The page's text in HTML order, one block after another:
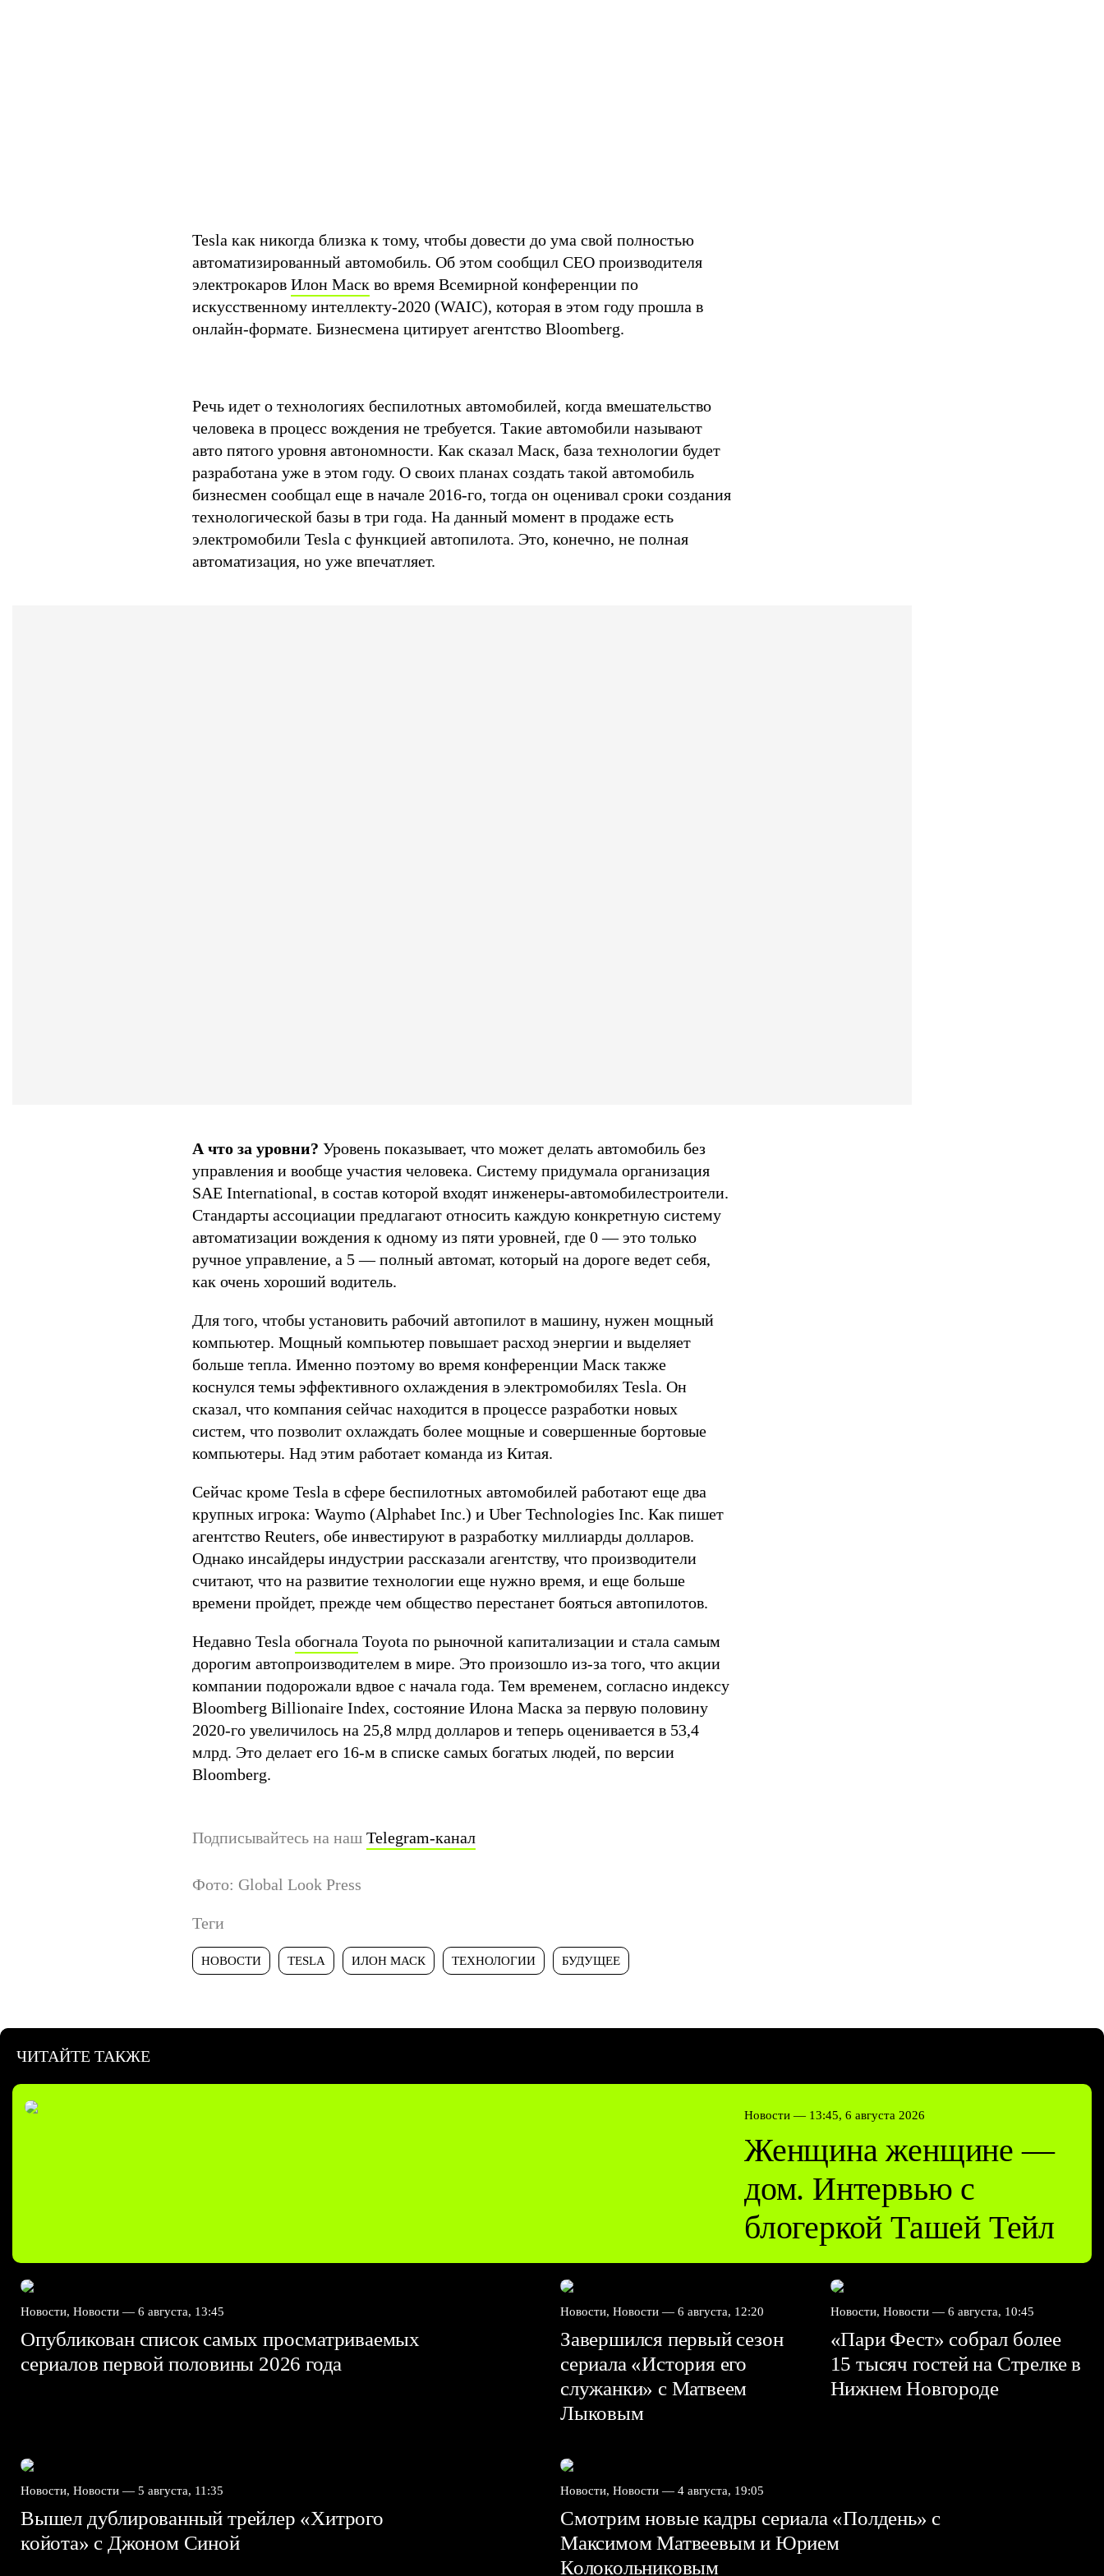
Tesla как никогда близка к тому, чтобы довести до ума свой полностью
автоматизированный автомобиль. Об этом сообщил СЕО производителя
электрокаров Илон Маск во время Всемирной конференции по
искусственному интеллекту-2020 (WAIC), которая в этом году прошла в
онлайн-формате. Бизнесмена цитирует агентство Bloomberg.
Речь идет о технологиях беспилотных автомобилей, когда вмешательство
человека в процесс вождения не требуется. Такие автомобили называют
авто пятого уровня автономности. Как сказал Маск, база технологии будет
разработана уже в этом году. О своих планах создать такой автомобиль
бизнесмен сообщал еще в начале 2016-го, тогда он оценивал сроки создания
технологической базы в три года. На данный момент в продаже есть
электромобили Tesla с функцией автопилота. Это, конечно, не полная
автоматизация, но уже впечатляет.
А что за уровни? Уровень показывает, что может делать автомобиль без
управления и вообще участия человека. Систему придумала организация
SAE International, в состав которой входят инженеры-автомобилестроители.
Стандарты ассоциации предлагают относить каждую конкретную систему
автоматизации вождения к одному из пяти уровней, где 0 — это только
ручное управление, а 5 — полный автомат, который на дороге ведет себя,
как очень хороший водитель.
Для того, чтобы установить рабочий автопилот в машину, нужен мощный
компьютер. Мощный компьютер повышает расход энергии и выделяет
больше тепла. Именно поэтому во время конференции Маск также
коснулся темы эффективного охлаждения в электромобилях Tesla. Он
сказал, что компания сейчас находится в процессе разработки новых
систем, что позволит охлаждать более мощные и совершенные бортовые
компьютеры. Над этим работает команда из Китая.
Сейчас кроме Tesla в сфере беспилотных автомобилей работают еще два
крупных игрока: Waymo (Alphabet Inc.) и Uber Technologies Inc. Как пишет
агентство Reuters, обе инвестируют в разработку миллиарды долларов.
Однако инсайдеры индустрии рассказали агентству, что производители
считают, что на развитие технологии еще нужно время, и еще больше
времени пройдет, прежде чем общество перестанет бояться автопилотов.
Недавно Tesla обогнала Toyota по рыночной капитализации и стала самым
дорогим автопроизводителем в мире. Это произошло из-за того, что акции
компании подорожали вдвое с начала года. Тем временем, cогласно индексу
Bloomberg Billionaire Index, состояние Илона Маска за первую половину
2020-го увеличилось на 25,8 млрд долларов и теперь оценивается в 53,4
млрд. Это делает его 16-м в списке самых богатых людей, по версии
Bloomberg.
Подписывайтесь на наш Telegram-канал
Фото: Global Look Press
Теги
НОВОСТИ TESLA ИЛОН МАСК ТЕХНОЛОГИИ БУДУЩЕЕ
ЧИТАЙТЕ ТАКЖЕ
Новости — 13:45, 6 августа 2026
Женщина женщине —
дом. Интервью с
блогеркой Ташей Тейл
Новости, Новости — 6 августа, 13:45
Опубликован список самых просматриваемых
сериалов первой половины 2026 года
Новости, Новости — 6 августа, 12:20
Завершился первый сезон
сериала «История его
служанки» с Матвеем
Лыковым
Новости, Новости — 6 августа, 10:45
«Пари Фест» собрал более
15 тысяч гостей на Стрелке в
Нижнем Новгороде
Новости, Новости — 5 августа, 11:35
Вышел дублированный трейлер «Хитрого
койота» с Джоном Синой
Новости, Новости — 4 августа, 19:05
Смотрим новые кадры сериала «Полдень» с
Максимом Матвеевым и Юрием
Колокольниковым